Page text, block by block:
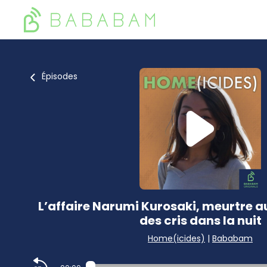
Épisodes
L’affaire Narumi Kurosaki, meurtre
des cris dans la nuit
Home(icides) | Bababam